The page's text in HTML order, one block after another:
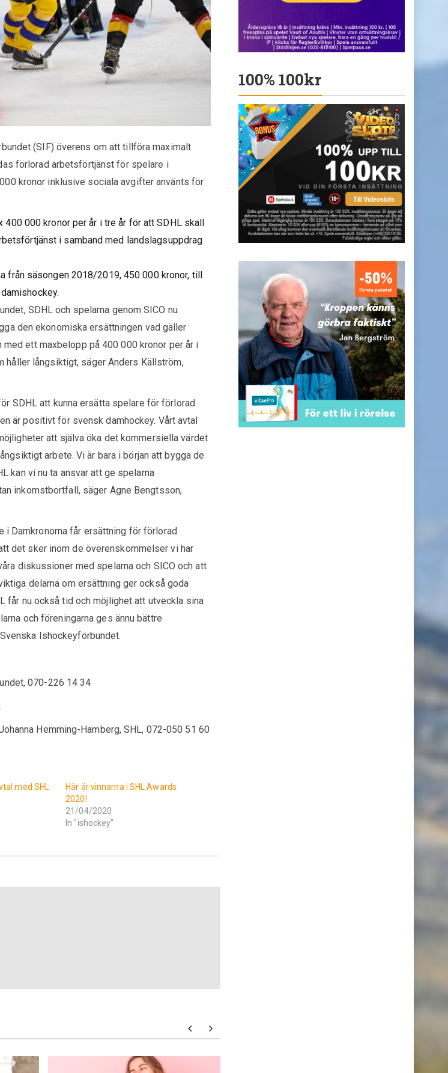
(SIF) överens om att tillföra maximalt
förlorad arbetsförtjänst för spelare i
kronor inklusive sociala avgifter använts för
000 kronor per år i tre år för att SDHL skall
i samband med landslagsuppdrag
från säsongen 2018/2019, 450 000 kronor, till
SDHL och spelarna genom SICO nu
den ekonomiska ersättningen vad gäller
ett maxbelopp på 400 000 kronor per år i
håller långsiktigt, säger Anders Källström,
att kunna ersätta spelare för förlorad
är positivt för svensk damhockey. Vårt avtal
att själva öka det kommersiella värdet
arbete. Vi är bara i början att bygga de
kan vi nu ta ansvar att ge spelarna
inkomstbortfall, säger Agne Bengtsson,
får ersättning för förlorad
det sker inom de överenskommelser vi har
diskussioner med spelarna och SICO och att
delarna om ersättning ger också goda
får nu också tid och möjlighet att utveckla sina
och föreningarna ges ännu bättre
Ishockeyförbundet.
070-226 14 34
Hemming-Hamberg, SHL, 072-050 51 60
med SHL
Här är vinnarna i SHL Awards
2020!
21/04/2020
In "ishockey"
100% 100kr